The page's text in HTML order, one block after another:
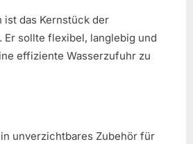
ist das Kernstück der
Er sollte flexibel, langlebig und
effiziente Wasserzufuhr zu
unverzichtbares Zubehör für